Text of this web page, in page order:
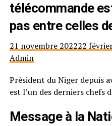
télécommande
pas entre celles
21 novembre 202222
Admin
Président du Niger depuis
est l’un des derniers chefs
Message à la